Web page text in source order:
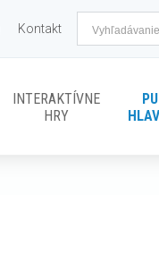
Kontakt
INTERAKTÍVNE
HRY